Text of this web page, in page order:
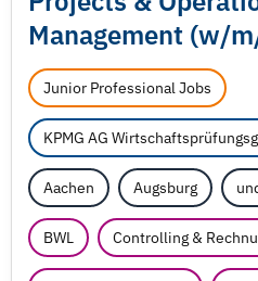
Management (w/
Junior Professional Jobs
KPMG AG
Aachen Augsburg
BWL Controlling &